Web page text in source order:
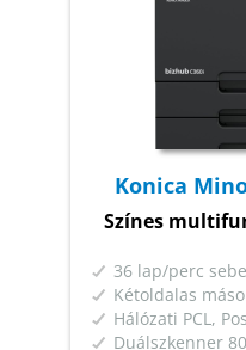
Konica
Színes
36 lap/perc
Kétoldalas
Hálózati PCL,
Duálszkenner